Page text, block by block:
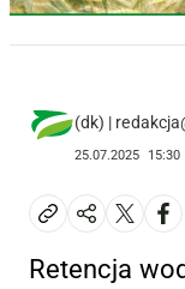
(dk) |
25.07.2025 15:30
Retencja